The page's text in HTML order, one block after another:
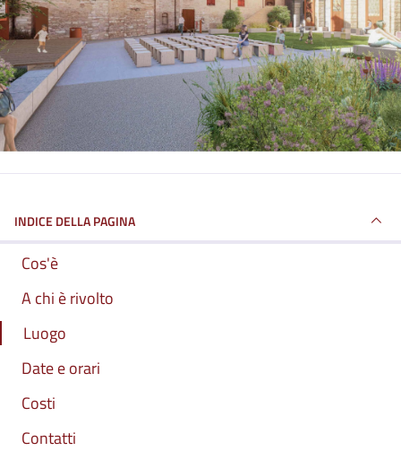
INDICE DELLA PAGINA
Cos'è
A chi è rivolto
Luogo
Date e orari
Costi
Contatti